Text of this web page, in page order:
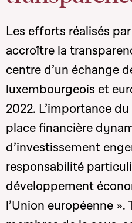
Les efforts réalisés
accroître la
centre d’un échange
luxembourgeois et
2022. L’importance
place financière
d’investissement
responsabilité
développement
l’Union européenne